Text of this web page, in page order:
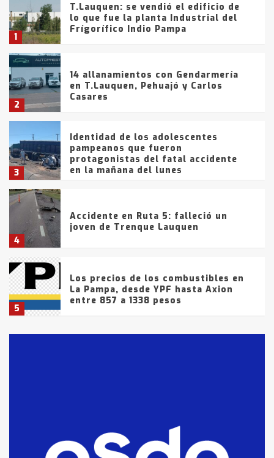
1
T.Lauquen: se vendió el edificio de
lo que fue la planta Industrial del
Frígorífico Indio Pampa
2
14 allanamientos con Gendarmería
en T.Lauquen, Pehuajó y Carlos
Casares
3
Identidad de los adolescentes
pampeanos que fueron
protagonistas del fatal accidente
en la mañana del lunes
4
Accidente en Ruta 5: falleció un
joven de Trenque Lauquen
5
Los precios de los combustibles en
La Pampa, desde YPF hasta Axion
entre 857 a 1338 pesos
fueron detenidos por
comercialización de drogas en la
tarde del sábado